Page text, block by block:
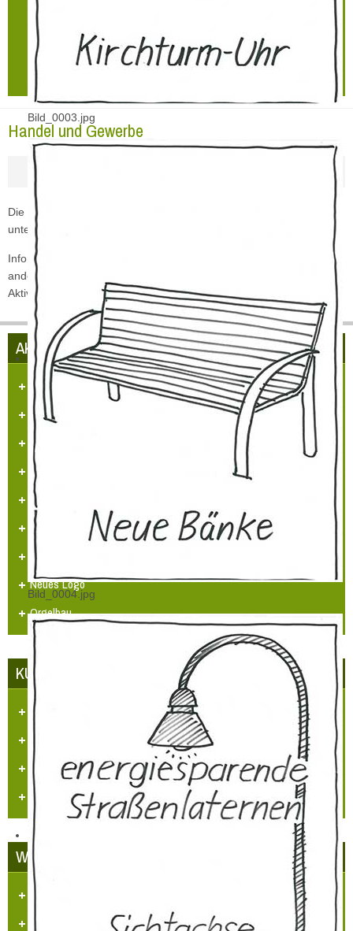
Bild_0003.jpg
Bild_0004.jpg
Kataster/Karten
Vereine Personennahverkehr
Handel und Gewerbe
Die Schloss-Stadt-Hülchrath beheimatet eine Vielzahl von
unterschiedlichen Handel- und Gewerbetreibenden Betriebe.
Informieren sie sich und es wäre schön, wenn Sie den ein oder
anderen Handels- und Gewerbebetrieb bei Ihren
Aktivitäten/Aufträgen berücksichtigen würden.
AKTUELLES AUS HÜLCHRATH
Herzlich Willkommen in Hülchrath
Führungen in der Schloss-Stadt-Hülchrath
Mängelmelder der Stadt GV
Adventsfenster 2025
Arbeitskreissitzung
Veranstaltungskalender
Jugendarbeit
Neues Logo
Orgelbau
KUNST UND KULTUR
Aufgaben und Ziele
Veranstaltungen
Videos
WETTBEWERBE
Unser Dorf hat Zukunft
LBS Zukunftspreis NRW 2014